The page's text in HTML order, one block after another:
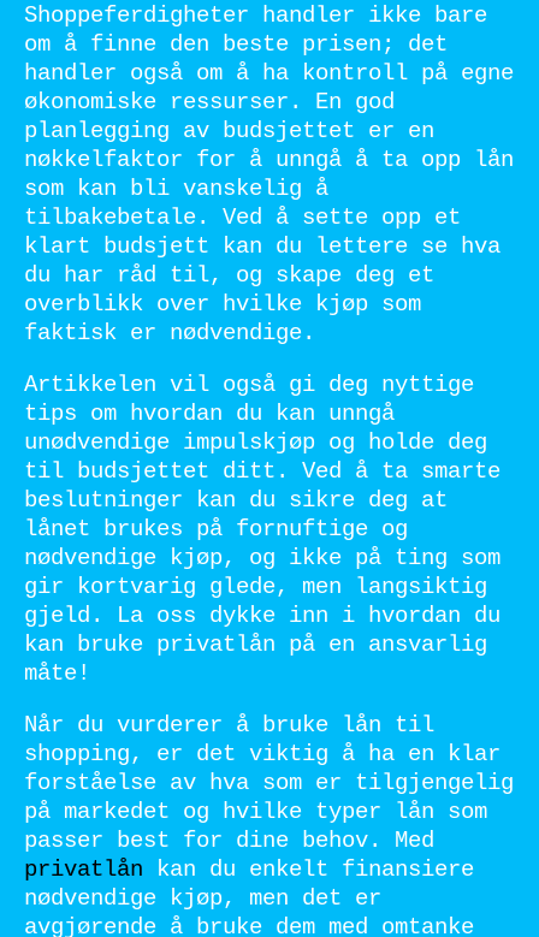
Shoppeferdigheter handler ikke bare
om å finne den beste prisen; det
handler også om å ha kontroll på egne
økonomiske ressurser. En god
planlegging av budsjettet er en
nøkkelfaktor for å unngå å ta opp lån
som kan bli vanskelig å
tilbakebetale. Ved å sette opp et
klart budsjett kan du lettere se hva
du har råd til, og skape deg et
overblikk over hvilke kjøp som
faktisk er nødvendige.
Artikkelen vil også gi deg nyttige
tips om hvordan du kan unngå
unødvendige impulskjøp og holde deg
til budsjettet ditt. Ved å ta smarte
beslutninger kan du sikre deg at
lånet brukes på fornuftige og
nødvendige kjøp, og ikke på ting som
gir kortvarig glede, men langsiktig
gjeld. La oss dykke inn i hvordan du
kan bruke privatlån på en ansvarlig
måte!
Når du vurderer å bruke lån til
shopping, er det viktig å ha en klar
forståelse av hva som er tilgjengelig
på markedet og hvilke typer lån som
passer best for dine behov. Med
privatlån kan du enkelt finansiere
nødvendige kjøp, men det er
avgjørende å bruke dem med omtanke